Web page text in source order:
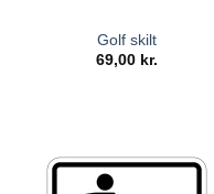
Golf skilt
69,00 kr.